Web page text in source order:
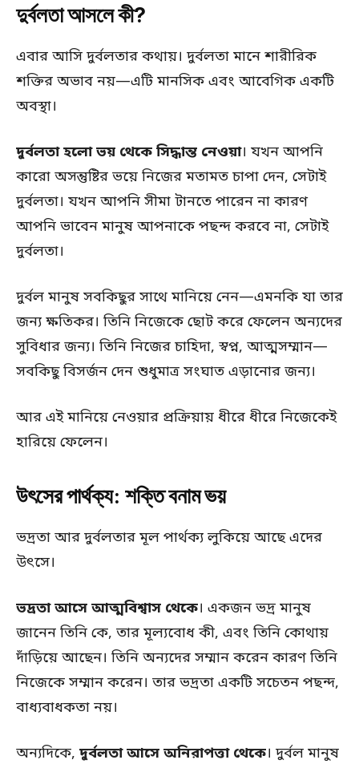
দুর্বলতা আসলে কী?
এবার আসি দুর্বলতার কথায়। দুর্বলতা মানে শারীরিক
শক্তির অভাব নয়—এটি মানসিক এবং আবেগিক একটি
অবস্থা।
দুর্বলতা হলো ভয় থেকে সিদ্ধান্ত নেওয়া। যখন আপনি
কারো অসন্তুষ্টির ভয়ে নিজের মতামত চাপা দেন, সেটাই
দুর্বলতা। যখন আপনি সীমা টানতে পারেন না কারণ
আপনি ভাবেন মানুষ আপনাকে পছন্দ করবে না, সেটাই
দুর্বলতা।
দুর্বল মানুষ সবকিছুর সাথে মানিয়ে নেন—এমনকি যা তার
জন্য ক্ষতিকর। তিনি নিজেকে ছোট করে ফেলেন অন্যদের
সুবিধার জন্য। তিনি নিজের চাহিদা, স্বপ্ন, আত্মসম্মান—
সবকিছু বিসর্জন দেন শুধুমাত্র সংঘাত এড়ানোর জন্য।
আর এই মানিয়ে নেওয়ার প্রক্রিয়ায় ধীরে ধীরে নিজেকেই
হারিয়ে ফেলেন।
উৎসের পার্থক্য: শক্তি বনাম ভয়
ভদ্রতা আর দুর্বলতার মূল পার্থক্য লুকিয়ে আছে এদের
উৎসে।
ভদ্রতা আসে আত্মবিশ্বাস থেকে। একজন ভদ্র মানুষ
জানেন তিনি কে, তার মূল্যবোধ কী, এবং তিনি কোথায়
দাঁড়িয়ে আছেন। তিনি অন্যদের সম্মান করেন কারণ তিনি
নিজেকে সম্মান করেন। তার ভদ্রতা একটি সচেতন পছন্দ,
বাধ্যবাধকতা নয়।
অন্যদিকে, দুর্বলতা আসে অনিরাপত্তা থেকে। দুর্বল মানুষ